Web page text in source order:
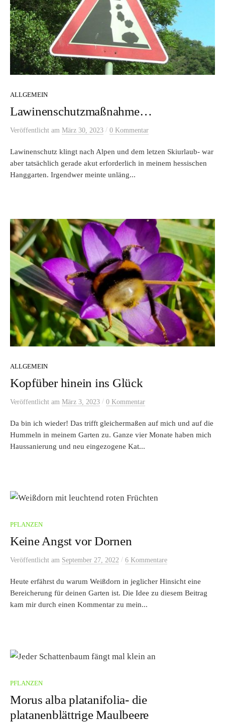
ALLGEMEIN
Lawinenschutzmaßnahme…
Veröffentlicht am März 30, 2023 / 0 Kommentar
Lawinenschutz klingt nach Alpen und dem letzen Skiurlaub- war
aber tatsächlich gerade akut erforderlich in meinem hessischen
Hanggarten. Irgendwer meinte unläng...
ALLGEMEIN
Kopfüber hinein ins Glück
Veröffentlicht am März 3, 2023 / 0 Kommentar
Da bin ich wieder! Das trifft gleichermaßen auf mich und auf die
Hummeln in meinem Garten zu. Ganze vier Monate haben mich
Haussanierung und neu eingezogene Kat...
PFLANZEN
Keine Angst vor Dornen
Veröffentlicht am September 27, 2022 / 6 Kommentare
Heute erfährst du warum Weißdorn in jeglicher Hinsicht eine
Bereicherung für deinen Garten ist. Die Idee zu diesem Beitrag
kam mir durch einen Kommentar zu mein...
PFLANZEN
Morus alba platanifolia- die
platanenblättrige Maulbeere